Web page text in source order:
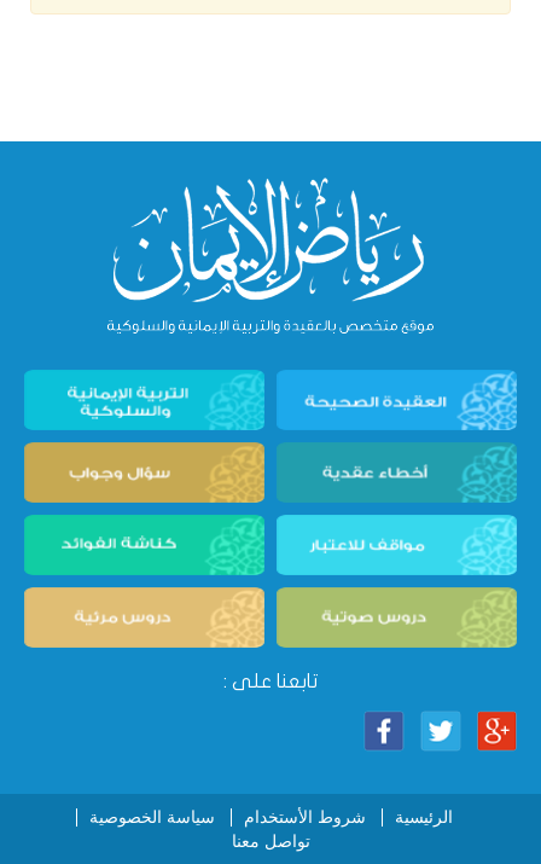
تابعنا على :
الرئيسية شروط الأستخدام
سياسة الخصوصية
تواصل معنا